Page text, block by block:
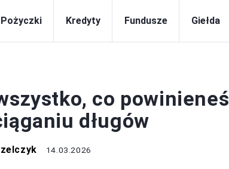
Pożyczki Kredyty Fundusze Giełda
co powinieneś
długów
14.03.2026